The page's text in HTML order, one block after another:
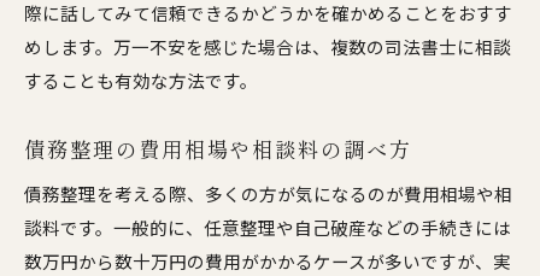
際に話してみて信頼できるかどうかを確かめることをおすす
めします。万一不安を感じた場合は、複数の司法書士に相談
することも有効な方法です。
債務整理の費用相場や相談料の調べ方
債務整理を考える際、多くの方が気になるのが費用相場や相
談料です。一般的に、任意整理や自己破産などの手続きには
数万円から数十万円の費用がかかるケースが多いですが、実